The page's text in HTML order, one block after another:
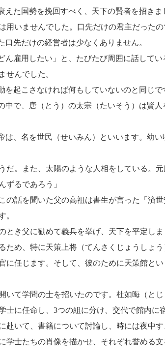
社長の右腕をつくる 人と組織を動かす(200)
酒井英之の社長のビジョン実現道場(10)
銀行交渉はこうしな
えた国勢を挽回すべく、天下の賢者を招きま
用いませんでした。口先だけの君主だったの
先だけの経営者は少なくありません。
ん雇用したい」と、たびたび周囲に話してい
せんでした。
起こさなければ何もしていないのと同じで
中で、唐（とう）の太宗（たいそう）は賢
は、名を世民（せいみん）といいます。幼
。また、太陽のような人相をしている。元
ずるであろう」
話を聞いた父の高祖は書生が言った「済世
。
とき父に勧めて義兵を挙げ、天下を平定しま
め、特に天策上将（てんさくじょうしょ
に任じます。そして、彼のために天策館と
て学問の士を招いたのです。杜如晦（と
士に任命し、 3つの組に分け、交代で館内に
いて、書籍について討論し、時には夜中
学士たちの肖像を描かせ、それぞれ誉める